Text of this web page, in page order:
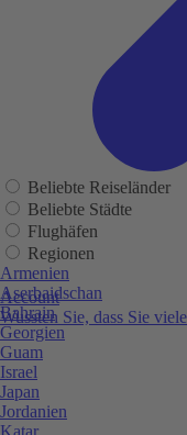
Account
Wussten Sie, dass Sie
Beliebte Reiseländer
Beliebte Städte
Flughäfen
Regionen
Armenien
Aserbaidschan
Bahrain
Georgien
Guam
Israel
Japan
Jordanien
Katar